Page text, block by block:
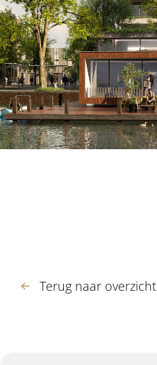
Terug naar overzicht